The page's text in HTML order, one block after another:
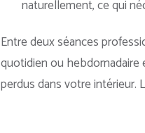
naturellement, ce qui
Entre deux séances
quotidien ou hebdomadaire
perdus dans votre